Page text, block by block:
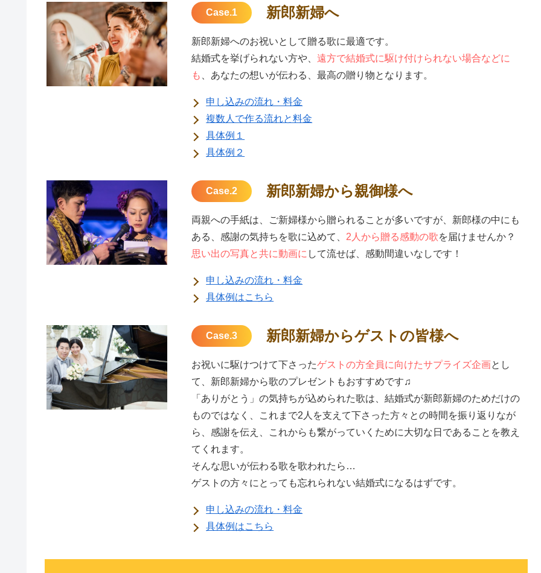
Case.1 新郎新婦へ
新郎新婦へのお祝いとして贈る歌に最適です。
結婚式を挙げられない方や、遠方で結婚式に駆け付けられない場合などに
も
、あなたの想いが伝わる、最高の贈り物となります。
申し込みの流れ・料金
複数人で作る流れと料金
具体例１
具体例２
Case.2 新郎新婦から親御様へ
両親への手紙は、ご新婦様から贈られることが多いですが、新郎様の中にも
ある、感謝の気持ちを歌に込めて、 2人から贈る感動の歌を届けませんか？
思い出の写真と共に動画に して流せば、感動間違いなしです！
申し込みの流れ・料金
具体例はこちら
Case.3 新郎新婦からゲストの皆様へ
お祝いに駆けつけて下さったゲストの方全員に向けたサプライズ企画とし
て、新郎新婦から歌のプレゼントもおすすめです♫
「ありがとう」の気持ちが込められた歌は、結婚式が新郎新婦のためだけの
ものではなく、これまで2人を支えて下さった方々との時間を振り返りなが
ら、感謝を伝え、これからも繋がっていくために大切な日であることを教え
てくれます。
そんな思いが伝わる歌を歌われたら…
ゲストの方々にとっても忘れられない結婚式になるはずです。
申し込みの流れ・料金
具体例はこちら